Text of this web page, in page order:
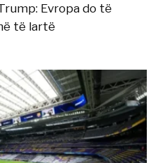
Evropa do të
të lartë